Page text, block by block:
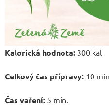
Kalorická hodnota: 300 kal
Celkový čas přípravy: 10
Čas vaření: 5 min.